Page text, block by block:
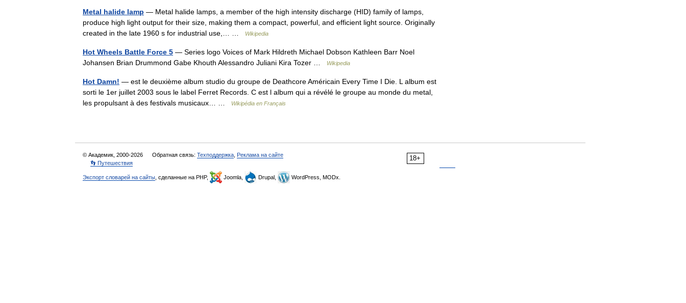
Metal halide lamp — Metal halide lamps, a member of the high intensity discharge (HID) family of lamps,
produce high light output for their size, making them a compact, powerful, and efficient light source. Originally
created in the late 1960 s for industrial use,… …
Wikipedia
Hot Wheels Battle Force 5 — Series logo Voices of Mark Hildreth Michael Dobson Kathleen Barr Noel
Johansen Brian Drummond Gabe Khouth Alessandro Juliani Kira Tozer …
Wikipedia
Hot Damn! — est le deuxième album studio du groupe de Deathcore Américain Every Time I Die. L album est
sorti le 1er juillet 2003 sous le label Ferret Records. C est l album qui a révélé le groupe au monde du metal,
les propulsant à des festivals musicaux… …
Wikipédia en Français
18+
© Академик, 2000-2026 Обратная связь: Техподдержка Реклама на сайте
👣 Путешествия
Экспорт словарей на сайты , сделанные на PHP, Joomla, Drupal, WordPress, MODx.